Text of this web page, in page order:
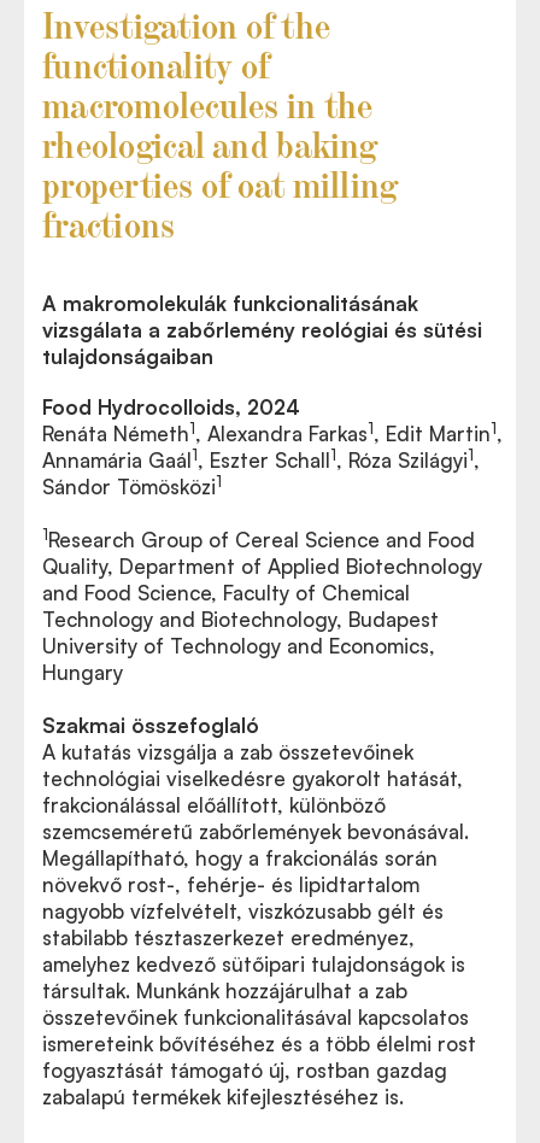
Investigation of the
functionality of
macromolecules in the
rheological and baking
properties of oat milling
fractions
A makromolekulák funkcionalitásának
vizsgálata a zabőrlemény reológiai és sütési
tulajdonságaiban
Food Hydrocolloids, 2024
Renáta Németh1, Alexandra Farkas1, Edit Martin1,
Annamária Gaál1, Eszter Schall1, Róza Szilágyi1,
Sándor Tömösközi1
1Research Group of Cereal Science and Food
Quality, Department of Applied Biotechnology
and Food Science, Faculty of Chemical
Technology and Biotechnology, Budapest
University of Technology and Economics,
Hungary
Szakmai összefoglaló
A kutatás vizsgálja a zab összetevőinek
technológiai viselkedésre gyakorolt hatását,
frakcionálással előállított, különböző
szemcseméretű zabőrlemények bevonásával.
Megállapítható, hogy a frakcionálás során
növekvő rost-, fehérje- és lipidtartalom
nagyobb vízfelvételt, viszkózusabb gélt és
stabilabb tésztaszerkezet eredményez,
amelyhez kedvező sütőipari tulajdonságok is
társultak. Munkánk hozzájárulhat a zab
összetevőinek funkcionalitásával kapcsolatos
ismereteink bővítéséhez és a több élelmi rost
fogyasztását támogató új, rostban gazdag
zabalapú termékek kifejlesztéséhez is.